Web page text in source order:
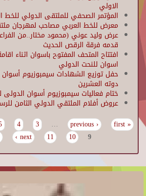
الاولي
المؤتمر الصحفي للملتقى الدولي للخط
معرض للخط العربي مصاحب لمهرجان
عرض وليد عوني (محمود مختار..من
قدمه فرقة الرقص الحديث
افتتاح المتحف المفتوح باسوان اثناء
اسوان للنحت الدولي
حفل توزيع الشهادات سيمبوزيوم
دوته العشرين
ختام فعاليات سيمبوزيوم أسوان الدولى
عروض أفلام الملتقي الدولي الثامن
Pages
« first
‹ previous
…
3
4
9
10
11
next ›